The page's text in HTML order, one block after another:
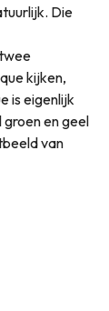
Die
kijken,
is eigenlijk
groen en geel
van